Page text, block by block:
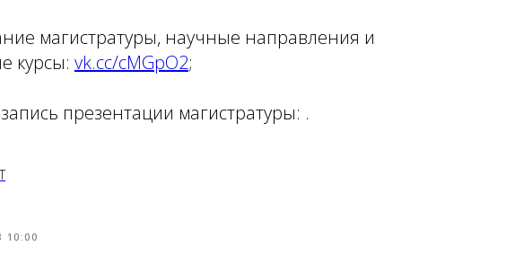
магистратуры, научные направления и
курсы: vk.cc/cMGpO2;
презентации магистратуры: .
10:00